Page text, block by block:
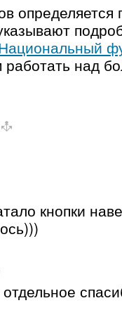
определяется
над
кнопки